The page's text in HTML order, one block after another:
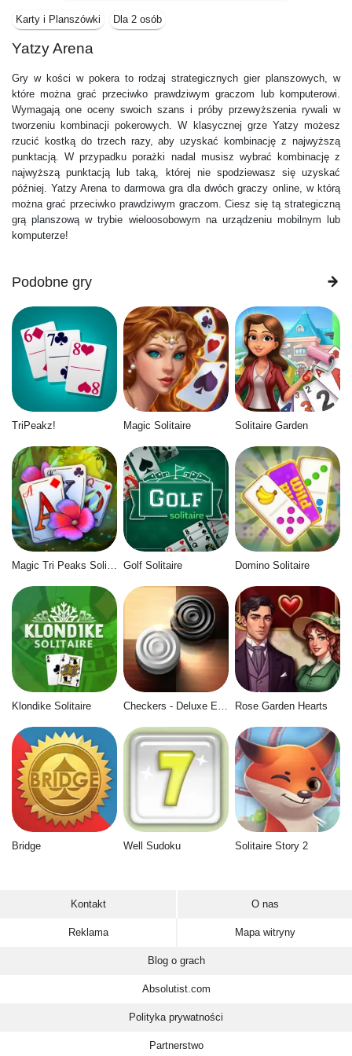
Karty i Planszówki Dla 2 osób
Yatzy Arena
Gry w kości w pokera to rodzaj strategicznych gier planszowych, w
które można grać przeciwko prawdziwym graczom lub komputerowi.
Wymagają one oceny swoich szans i próby przewyższenia rywali w
tworzeniu kombinacji pokerowych. W klasycznej grze Yatzy możesz
rzucić kostką do trzech razy, aby uzyskać kombinację z najwyższą
punktacją. W przypadku porażki nadal musisz wybrać kombinację z
najwyższą punktacją lub taką, której nie spodziewasz się uzyskać
później. Yatzy Arena to darmowa gra dla dwóch graczy online, w którą
można grać przeciwko prawdziwym graczom. Ciesz się tą strategiczną
grą planszową w trybie wieloosobowym na urządzeniu mobilnym lub
komputerze!
Podobne gry
TriPeakz! Magic Solitaire Solitaire Garden
Magic Tri Peaks Solitaire Golf Solitaire Domino Solitaire
Klondike Solitaire Rose Garden Hearts
Bridge Well Sudoku Solitaire Story 2
Kontakt O nas
Reklama Mapa witryny
Blog o grach
Absolutist.com
Polityka prywatności
Partnerstwo